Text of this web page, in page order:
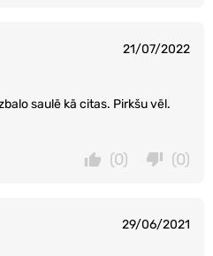
21/07/2022
saulē kā citas. Pirkšu vēl.
(0)
(0)
29/06/2021